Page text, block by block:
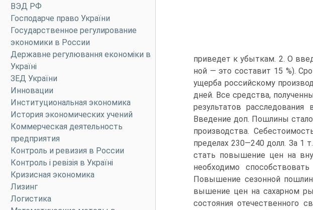
ВЭД РФ
Господарче право України
Государственное регулирование
экономики в России
Державне регулювання економіки в
Україні
ЗЕД України
Инновации
Институциональная экономика
История экономических учений
Коммерческая деятельность
предприятия
Контроль и ревизия в России
Контроль і ревізія в Україні
Кризисная экономика
Лизинг
Логистика
приведет к убыткам. 2. О
ной — это составит 15 %).
ущерба российскому
дней. Все средства,
результатов
Введение доп. Пошлины
производства.
пределах 230—240 долл. За 1
стать повышение цен на
необходи­мо
Повышение сезонной
вышение цен на сахарном
состояния отечествен­ного